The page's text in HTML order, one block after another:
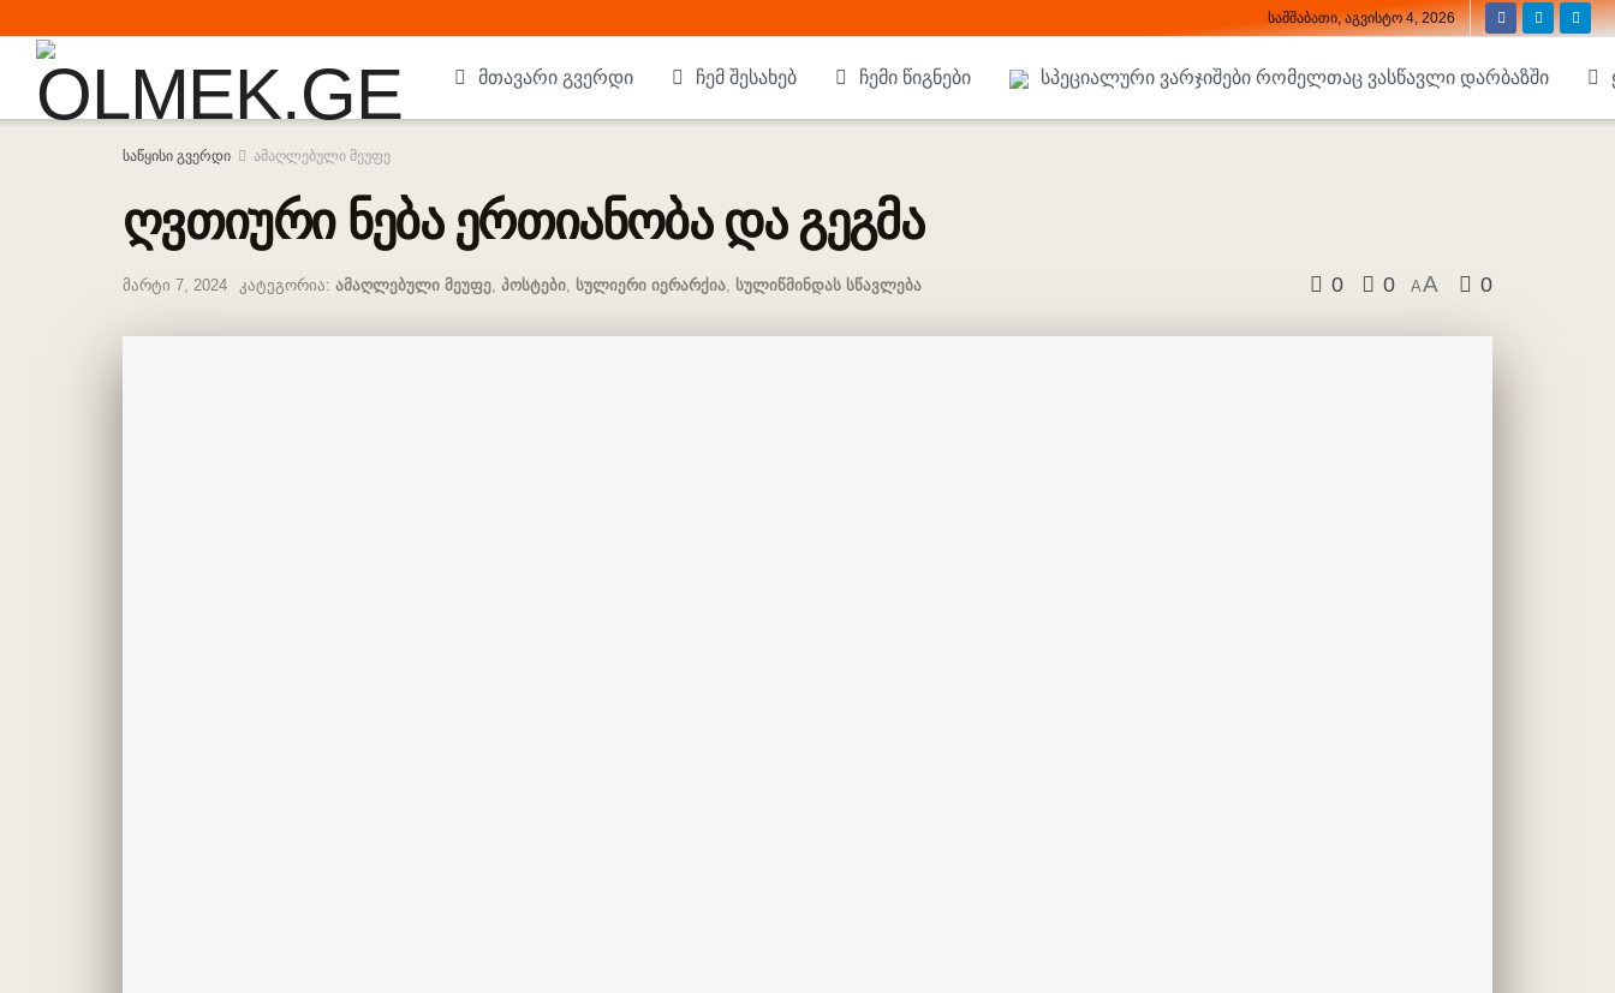
სამშაბათი, აგვისტო 4, 2026
მთავარი გვერდი ჩემ შესახებ ჩემი წიგნები სპეციალური ვარჯიშები რომელთაც ვასწავლი დარბაზში
საწყისი გვერდი ამაღლებული მეუფე
ღვთიური ნება ერთიანობა და გეგმა
მარტი 7, 2024 კატეგორია: ამაღლებული მეუფე პოსტები სულიერი იერარქია სულიწმინდას სწავლება 0 0 AA 0